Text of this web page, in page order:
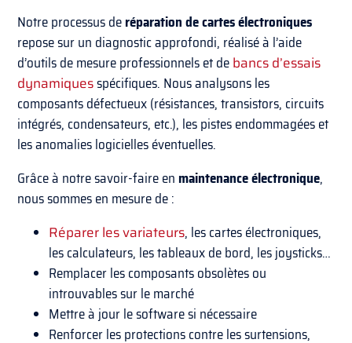
Notre processus deréparation de cartes électroniques
repose sur un diagnostic approfondi, réalisé à l’aide
d’outils de mesure professionnels et debancs d’essais
dynamiquesspécifiques. Nous analysons les
composants défectueux (résistances, transistors, circuits
intégrés, condensateurs, etc.), les pistes endommagées et
les anomalies logicielles éventuelles.
Grâce à notre savoir-faire en maintenance électronique,
nous sommes en mesure de :
Réparer les variateurs, les cartes électroniques,
les calculateurs, les tableaux de bord, les joysticks…
Remplacer les composants obsolètes ou
introuvables sur le marché
Mettre à jour le software si nécessaire
Renforcer les protections contre les surtensions,